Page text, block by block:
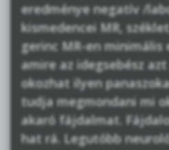
eredménye negatív /
kismedencei MR,
gerinc MR-en
amire az idegsebész
okozhat ilyen
tudja megmondani mi
akaró fájdalmat.
hat rá. Legutóbb